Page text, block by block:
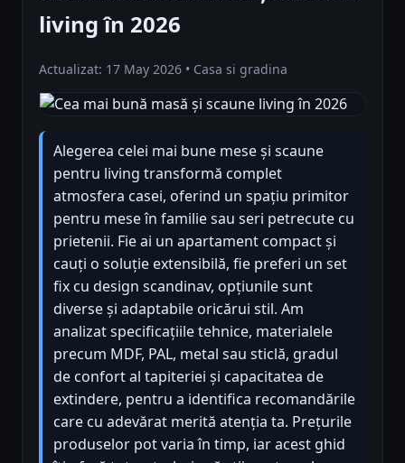
living în 2026
Actualizat: 17 May 2026 • Casa si gradina
Alegerea celei mai bune mese și scaune
pentru living transformă complet
atmosfera casei, oferind un spațiu primitor
pentru mese în familie sau seri petrecute cu
prietenii. Fie ai un apartament compact și
cauți o soluție extensibilă, fie preferi un set
fix cu design scandinav, opțiunile sunt
diverse și adaptabile oricărui stil. Am
analizat specificațiile tehnice, materialele
precum MDF, PAL, metal sau sticlă, gradul
de confort al tapiteriei și capacitatea de
extindere, pentru a identifica recomandările
care cu adevărat merită atenția ta. Prețurile
produselor pot varia în timp, iar acest ghid